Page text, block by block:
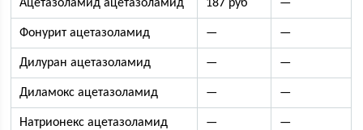
Ацетазоламид ацетазоламид 187 руб —
Фонурит ацетазоламид — —
Дилуран ацетазоламид — —
Диламокс ацетазоламид — —
Натрионекс ацетазоламид — —